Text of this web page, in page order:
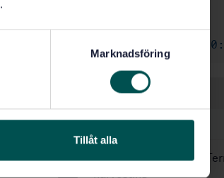
.
Marknadsföring
Tillåt alla
SS-ISO
Within the same area
STANDARDS
SS 3427Agriculture -
harvesting